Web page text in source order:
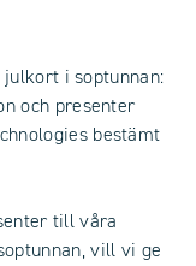
i soptunnan:
och presenter
bestämt
till våra
vill vi ge